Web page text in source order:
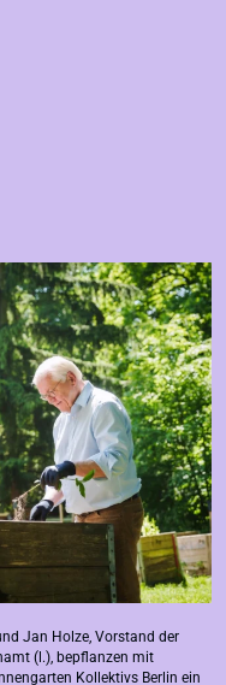
Jan Holze, Vorstand der
(l.), bepflanzen mit
Kollektivs Berlin ein